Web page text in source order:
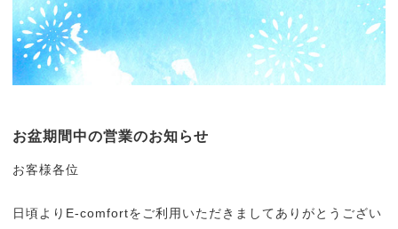
お盆期間中の営業のお知らせ
お客様各位
日頃よりE-comfortをご利用いただきましてありがとうござい